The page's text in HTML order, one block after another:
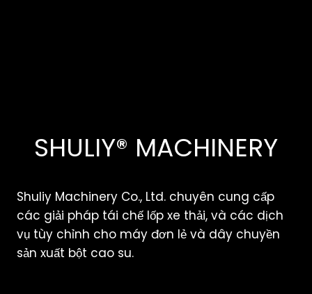
SHULIY® MACHINERY
Shuliy Machinery Co., Ltd. chuyên cung cấp
các giải pháp tái chế lốp xe thải, và các dịch
vụ tùy chỉnh cho máy đơn lẻ và dây chuyền
sản xuất bột cao su.